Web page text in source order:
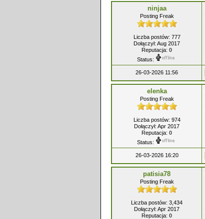
ninjaa
Posting Freak
Liczba postów: 777
Dołączył: Aug 2017
Reputacja: 0
Status:
26-03-2026 11:56
elenka
Posting Freak
Liczba postów: 974
Dołączył: Apr 2017
Reputacja: 0
Status:
26-03-2026 16:20
patisia78
Posting Freak
Liczba postów: 3,434
Dołączył: Apr 2017
Reputacja: 0